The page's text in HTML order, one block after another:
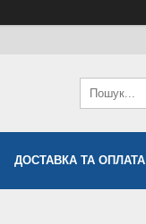
ДОСТАВКА ТА ОПЛАТА